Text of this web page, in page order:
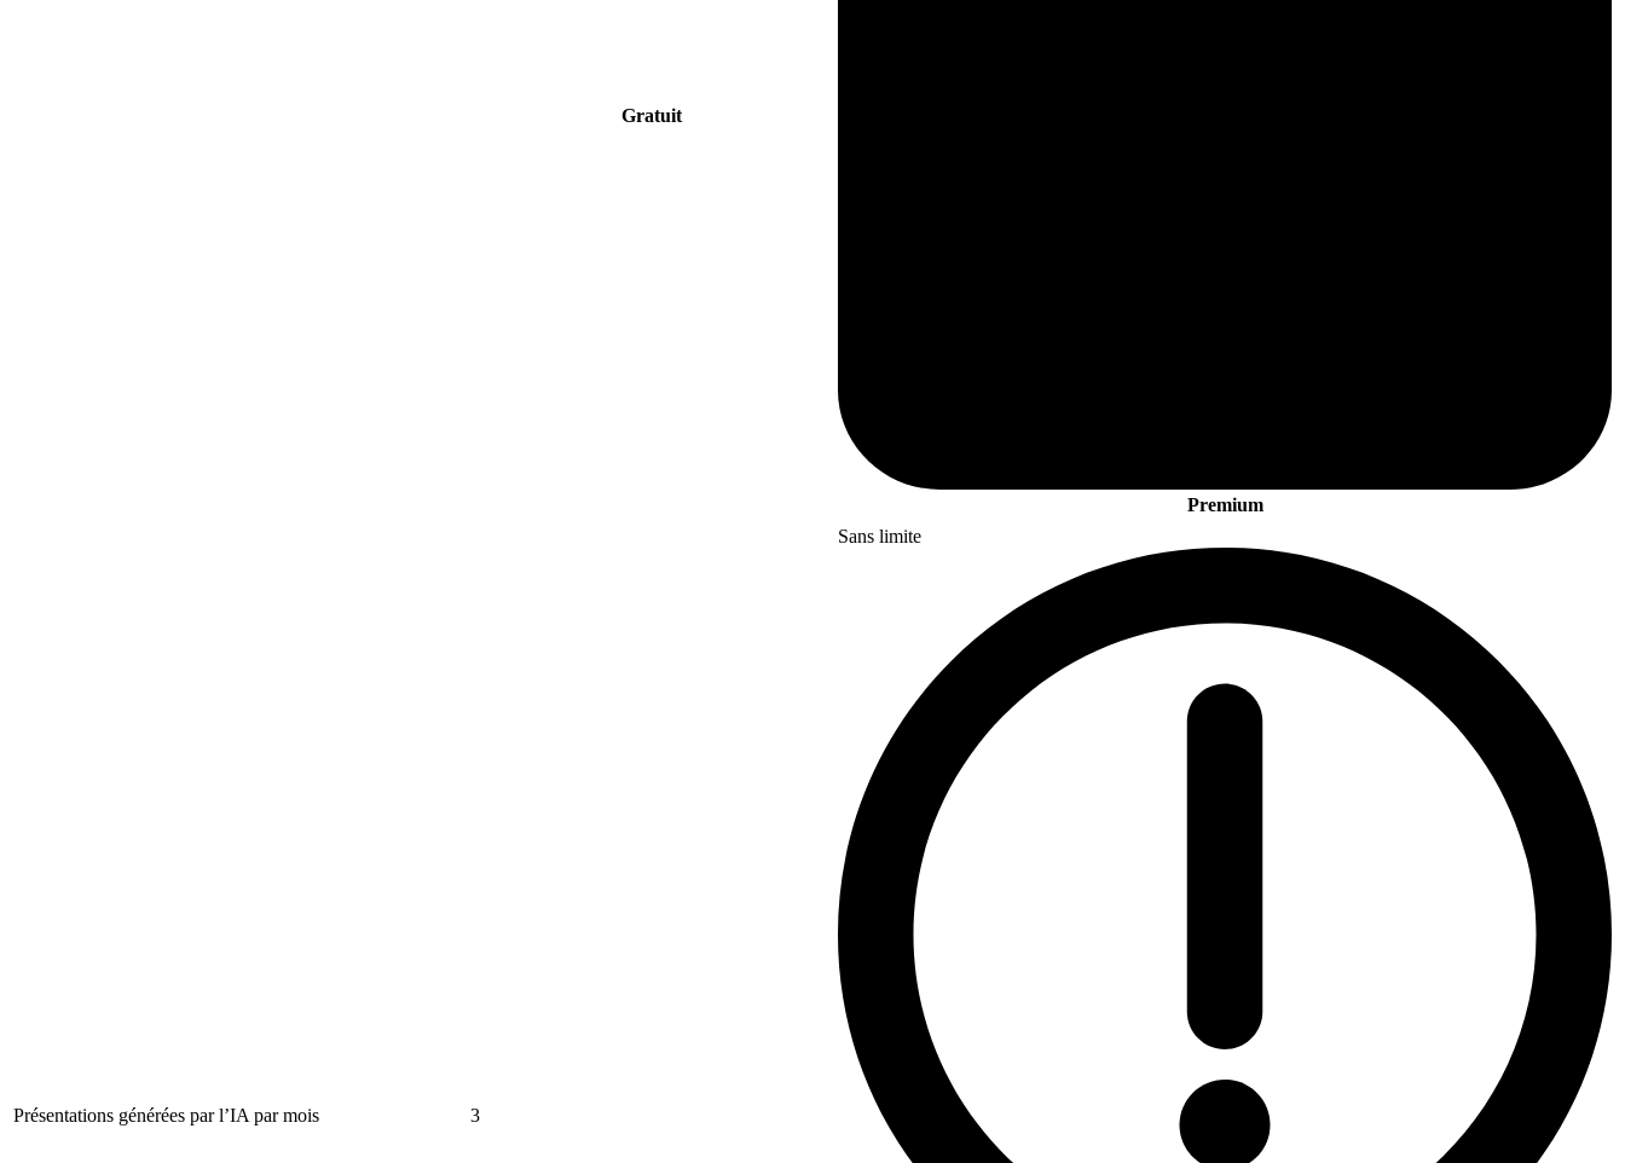
Gratuit
Premium
Présentations générées par l’IA par mois 3
Sans limite